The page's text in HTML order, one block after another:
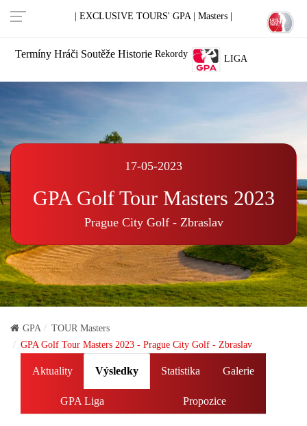
| EXCLUSIVE TOURS' GPA | Masters |
Termíny Hráči Soutěže Historie Rekordy LIGA
17-05-2023
GPA Golf Tour Masters 2023
Prague City Golf - Zbraslav
GPA
TOUR Masters
GPA Golf Tour Masters 2023 - Prague City Golf - Zbraslav
Aktuality Výsledky Statistika Galerie
GPA Liga Propozice